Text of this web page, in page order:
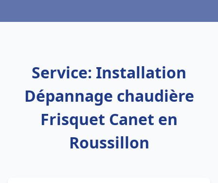
Service: Installation
Dépannage chaudière
Frisquet Canet en
Roussillon